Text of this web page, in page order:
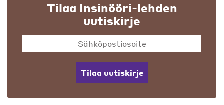
Tilaa Insinööri-lehden
uutiskirje
Tilaa uutiskirje